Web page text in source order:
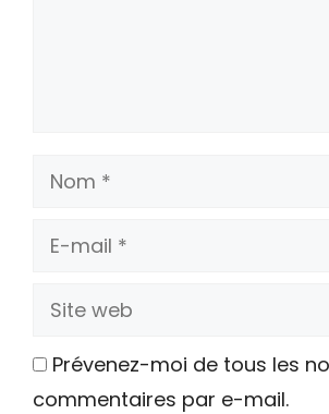
Nom
E-
Site
Prévenez-moi de tous les
commentaires par e-mail.